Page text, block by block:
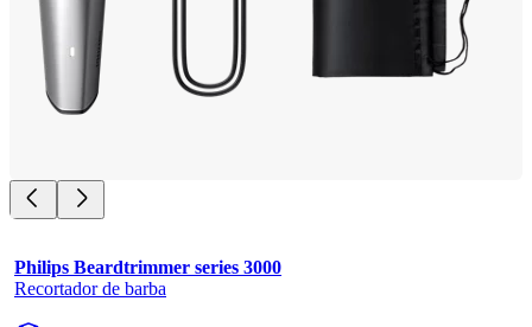
Philips Beardtrimmer series 3000
Recortador de barba